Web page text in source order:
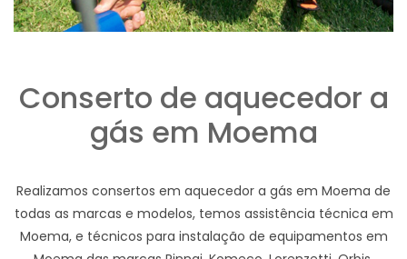
Conserto de aquecedor a
gás em Moema
Realizamos consertos em aquecedor a gás em Moema de
todas as marcas e modelos, temos assistência técnica em
Moema, e técnicos para instalação de equipamentos em